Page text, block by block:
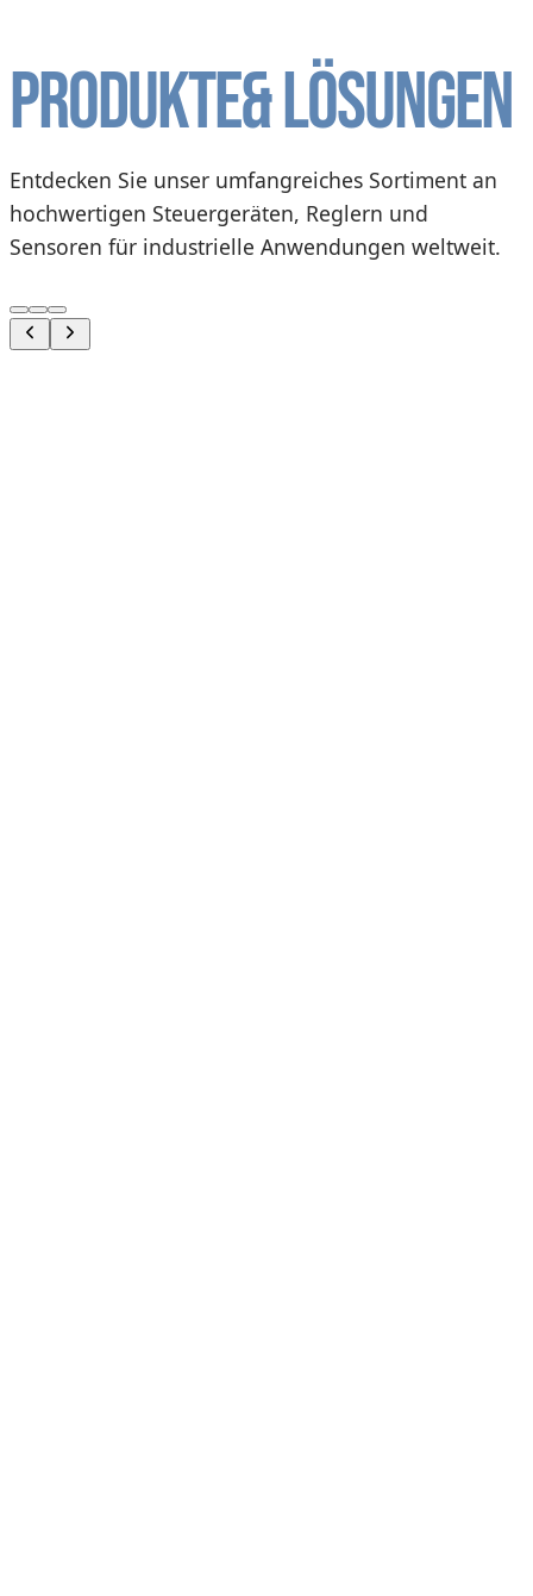
Produkte& Lösungen
Entdecken Sie unser umfangreiches Sortiment an
hochwertigen Steuergeräten, Reglern und
Sensoren für industrielle Anwendungen weltweit.